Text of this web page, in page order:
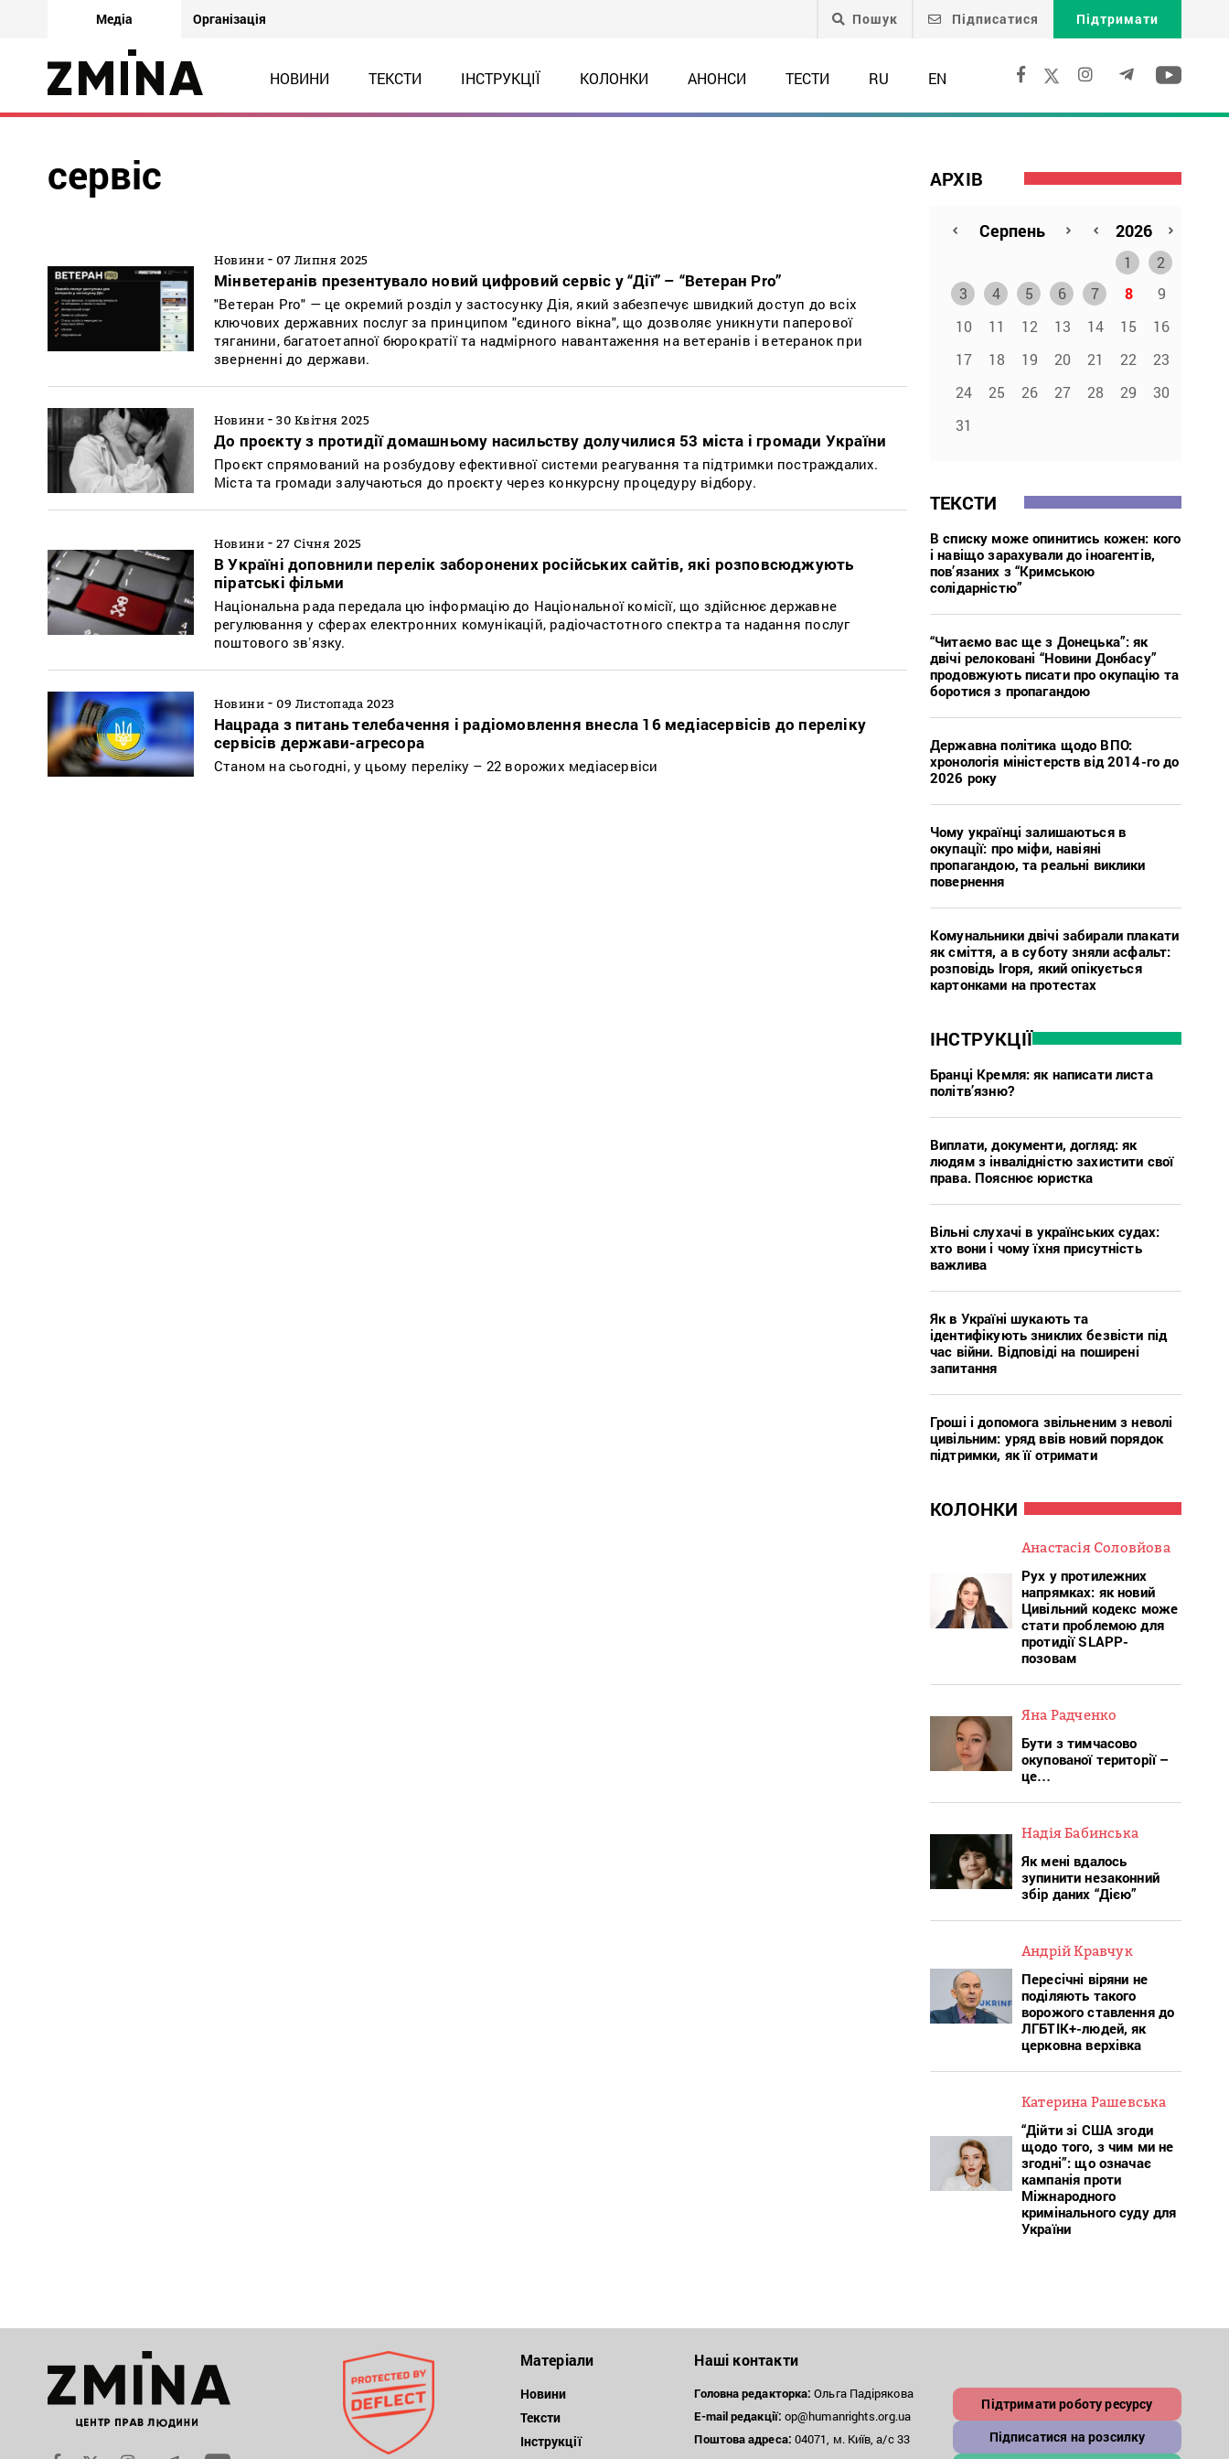
Медіа Організація Пошук Підписатися Підтримати
НОВИНИ ТЕКСТИ ІНСТРУКЦІЇ КОЛОНКИ АНОНСИ ТЕСТИ RU EN
сервіс
Новини - 07 Липня 2025
Мінветеранів презентувало новий цифровий сервіс у “Дії” – “Ветеран Pro”
"Ветеран Pro" — це окремий розділ у застосунку Дія, який забезпечує швидкий доступ до всіх
ключових державних послуг за принципом "єдиного вікна", що дозволяє уникнути паперової
тяганини, багатоетапної бюрократії та надмірного навантаження на ветеранів і ветеранок при
зверненні до держави.
Новини - 30 Квітня 2025
До проєкту з протидії домашньому насильству долучилися 53 міста і громади України
Проєкт спрямований на розбудову ефективної системи реагування та підтримки постраждалих.
Міста та громади залучаються до проєкту через конкурсну процедуру відбору.
Новини - 27 Січня 2025
В Україні доповнили перелік заборонених російських сайтів, які розповсюджують
піратські фільми
Національна рада передала цю інформацію до Національної комісії, що здійснює державне
регулювання у сферах електронних комунікацій, радіочастотного спектра та надання послуг
поштового звʼязку.
Новини - 09 Листопада 2023
Нацрада з питань телебачення і радіомовлення внесла 16 медіасервісів до переліку
сервісів держави-агресора
Станом на сьогодні, у цьому переліку – 22 ворожих медіасервіси
АРХІВ
1
2
3
4 5 6 7 8
9
10
11 12 13 14 15
16
17
18 19 20 21 22
23
24
25 26 27 28 29
30
31
ТЕКСТИ
В списку може опинитись кожен: кого
і навіщо зарахували до іноагентів,
пов’язаних з “Кримською
солідарністю”
“Читаємо вас ще з Донецька”: як
двічі релоковані “Новини Донбасу”
продовжують писати про окупацію та
боротися з пропагандою
Державна політика щодо ВПО:
хронологія міністерств від 2014-го до
2026 року
Чому українці залишаються в
окупації: про міфи, навіяні
пропагандою, та реальні виклики
повернення
Комунальники двічі забирали плакати
як сміття, а в суботу зняли асфальт:
розповідь Ігоря, який опікується
картонками на протестах
ІНСТРУКЦІЇ
Бранці Кремля: як написати листа
політв’язню?
Виплати, документи, догляд: як
людям з інвалідністю захистити свої
права. Пояснює юристка
Вільні слухачі в українських судах:
хто вони і чому їхня присутність
важлива
Як в Україні шукають та
ідентифікують зниклих безвісти під
час війни. Відповіді на поширені
запитання
Гроші і допомога звільненим з неволі
цивільним: уряд ввів новий порядок
підтримки, як її отримати
КОЛОНКИ
Анастасія Соловйова
Рух у протилежних
напрямках: як новий
Цивільний кодекс може
стати проблемою для
протидії SLAPP-
позовам
Яна Радченко
Бути з тимчасово
окупованої території –
це…
Надія Бабинська
Як мені вдалось
зупинити незаконний
збір даних “Дією”
Андрій Кравчук
Пересічні віряни не
поділяють такого
ворожого ставлення до
ЛГБТІК+-людей, як
церковна верхівка
Катерина Рашевська
“Дійти зі США згоди
щодо того, з чим ми не
згодні”: що означає
кампанія проти
Міжнародного
кримінального суду для
України
Матеріали
Новини
Тексти
Інструкції
Наші контакти
Головна редакторка: Ольга Падірякова
E-mail редакції: op@humanrights.org.ua
Поштоваадреса: 04071, м. Київ, а/с 33
Підтримати роботу ресурсу
Підписатися на розсилку